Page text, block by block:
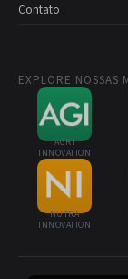
Contato
EXPLORE NOSSAS
AGRI
INNOVATION
NUTRA
INNOVATION